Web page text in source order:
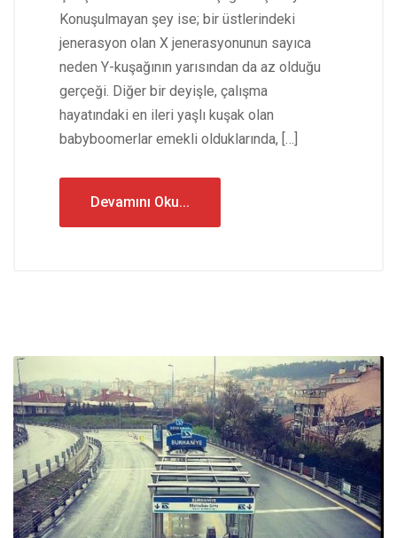
Konuşulmayan şey ise; bir üstlerindeki
jenerasyon olan X jenerasyonunun sayıca
neden Y-kuşağının yarısından da az olduğu
gerçeği. Diğer bir deyişle, çalışma
hayatındaki en ileri yaşlı kuşak olan
babyboomerlar emekli olduklarında, […]
Devamını Oku...